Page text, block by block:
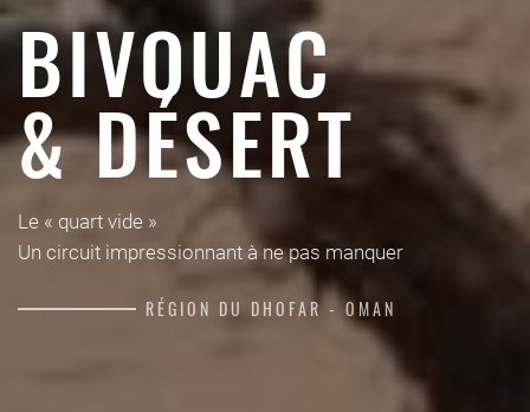
BIVOUAC
& DÉSERT
Le « quart vide »
Un circuit impressionnant à ne pas manquer
RÉGION DU DHOFAR - OMAN